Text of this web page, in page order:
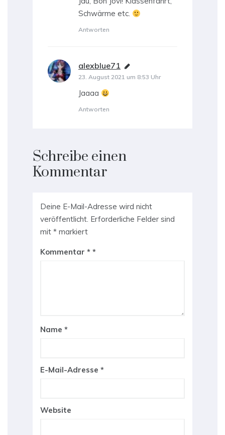
Schwärme etc.
Antworten
alexblue71 sagt:
23. August 2021 um 8:53 Uhr
Jaaaa
Antworten
Schreibe einen
Kommentar
Deine E-Mail-Adresse wird nicht
veröffentlicht. Erforderliche Felder sind
mit * markiert
Kommentar *
Name *
E-Mail-Adresse *
Website